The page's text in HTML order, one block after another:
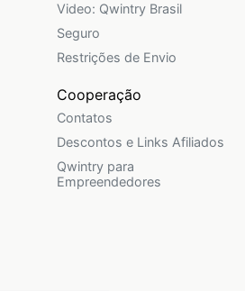
Video: Qwintry Brasil
Seguro
Restrições de Envio
Cooperação
Contatos
Descontos e Links Afiliados
Qwintry para
Empreendedores